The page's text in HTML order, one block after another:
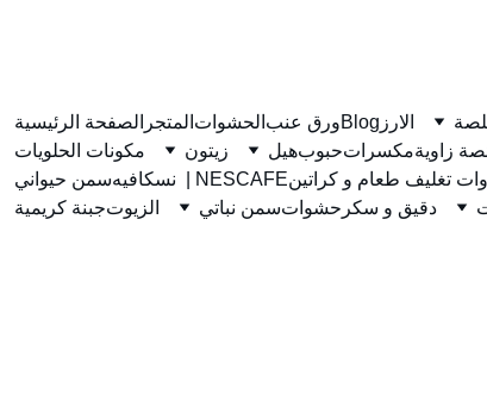
الصفحة الرئيسية المتجر الحشوات ورق عنبBlog الارز
مكونات الحلويات
زيتون هيلحبوبمكسراتزاوية
سمن حيواني
نسكافيه  | NESCAFEتغليف طعام و كراتين
جبنة كريميةالزيوت سمن نباتيحشوات دقيق و سكر